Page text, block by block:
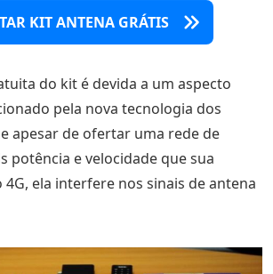
KIT ANTENA GRÁTIS
do kit é devida a um aspecto
pela nova tecnologia dos
apesar de ofertar uma rede de
potência e velocidade que sua
4G, ela interfere nos sinais de antena